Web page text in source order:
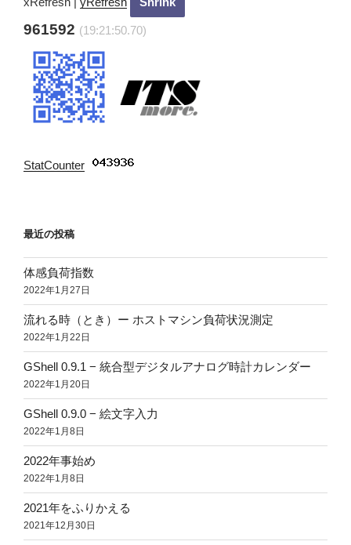
961592 (19:21:51.90)
StatCounter
最近の投稿
体感負荷指数
2022年1月27日
流れる時（とき）ー ホストマシン負荷状況測定
2022年1月22日
GShell 0.9.1 − 統合型デジタルアナログ時計カレンダー
2022年1月20日
GShell 0.9.0 − 絵文字入力
2022年1月8日
2022年事始め
2022年1月8日
2021年をふりかえる
2021年12月30日